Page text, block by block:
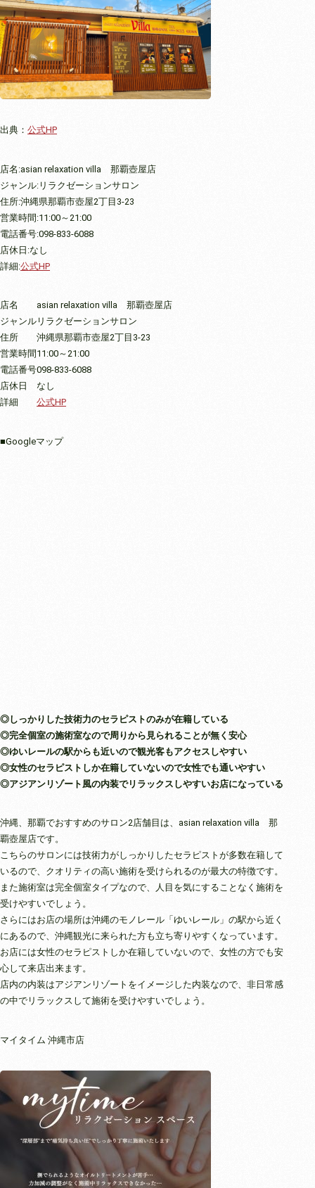
出典： 公式HP
店名:asian relaxation villa 那覇壺屋店
ジャンル:リラクゼーションサロン
住所:沖縄県那覇市壺屋2丁目3-23
営業時間:11:00～21:00
電話番号:098-833-6088
店休日:なし
詳細:公式HP
店名
asian relaxation villa 那覇壺屋店
ジャンル リラクゼーションサロン
住所
沖縄県那覇市壺屋2丁目3-23
営業時間 11:00～21:00
電話番号098-833-6088
店休日
なし
詳細
公式HP
■Googleマップ
◎しっかりした技術力のセラピストのみが在籍している
◎完全個室の施術室なので周りから見られることが無く安心
◎ゆいレールの駅からも近いので観光客もアクセスしやすい
◎女性のセラピストしか在籍していないので女性でも通いやすい
◎アジアンリゾート風の内装でリラックスしやすいお店になっている
沖縄、那覇でおすすめのサロン2店舗目は、asian relaxation villa 那
覇壺屋店です。
こちらのサロンには技術力がしっかりしたセラピストが多数在籍して
いるので、クオリティの高い施術を受けられるのが最大の特徴です。
また施術室は完全個室タイプなので、人目を気にすることなく施術を
受けやすいでしょう。
さらにはお店の場所は沖縄のモノレール「ゆいレール」の駅から近く
にあるので、沖縄観光に来られた方も立ち寄りやすくなっています。
お店には女性のセラピストしか在籍していないので、女性の方でも安
心して来店出来ます。
店内の内装はアジアンリゾートをイメージした内装なので、非日常感
の中でリラックスして施術を受けやすいでしょう。
マイタイム 沖縄市店